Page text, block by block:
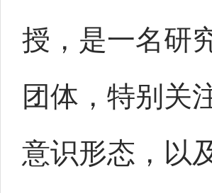
授，是一名研
团体，特别关
意识形态，以